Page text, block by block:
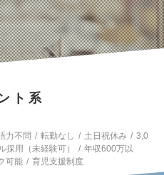
ト系
力不問 転勤なし 土日祝休み
3,0
採用（未経験可）
年収600万以
可能 育児支援制度